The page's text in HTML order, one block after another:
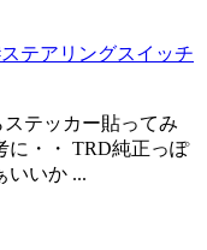
テアリングスイッチ
テッカー貼ってみ
に・・ TRD純正っぽ
いいか ...